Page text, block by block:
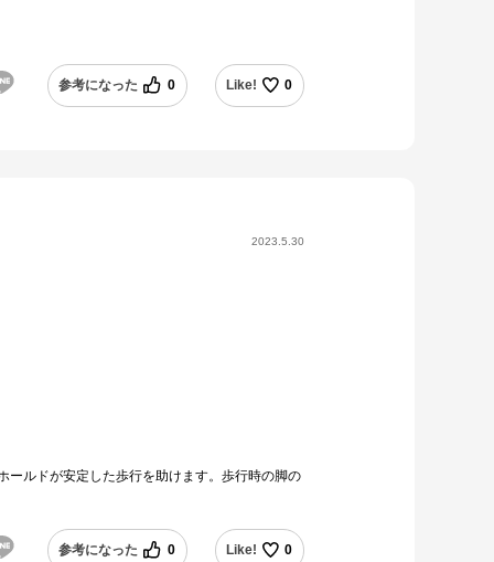
参考になった 0 Like! 0
2023.5.30
ールドが安定した歩行を助けます。歩行時の脚の
参考になった 0 Like! 0